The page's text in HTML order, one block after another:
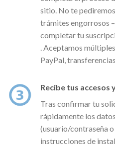
sitio. No te
trámites engorrosos
completar tu
. Aceptamos
PayPal,
Recibe tus accesos
Tras confirmar tu
rápidamente los
(usuario/contraseña
instrucciones de